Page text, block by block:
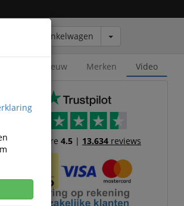
Winkelwagen
Nieuw Merken Video
Trustscore4.5 | 13.634 reviews